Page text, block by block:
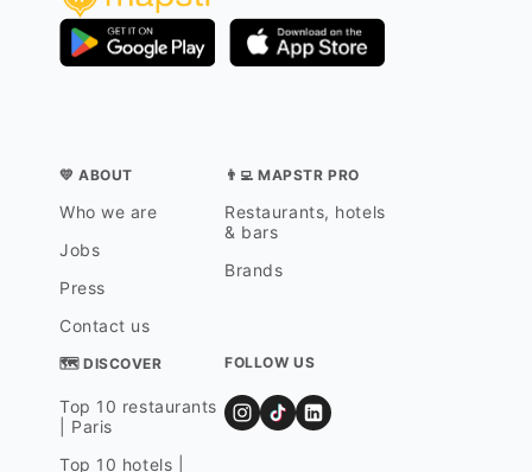
💛 ABOUT
Who we are
Jobs
Press
Contact us
👨‍💻 MAPSTR PRO
Restaurants, hotels
& bars
Brands
🗺 DISCOVER
Top 10 restaurants
| Paris
Top 10 hotels |
FOLLOW US